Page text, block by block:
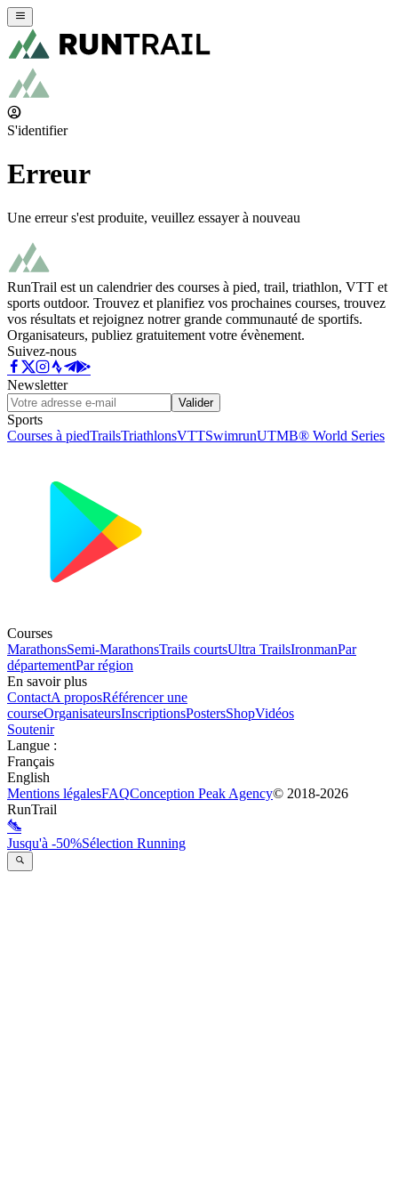
S'identifier
Erreur
Une erreur s'est produite, veuillez essayer à nouveau
RunTrail est un calendrier des courses à pied, trail, triathlon, VTT et
sports outdoor. Trouvez et planifiez vos prochaines courses, trouvez
vos résultats et rejoignez notrer grande communauté de sportifs.
Organisateurs, publiez gratuitement votre évènement.
Suivez-nous
Newsletter
Valider
Sports
Courses à piedTrailsTriathlonsVTTSwimrunUTMB® World Series
Courses
MarathonsSemi-MarathonsTrails courtsUltra TrailsIronmanPar
départementPar région
En savoir plus
ContactA proposRéférencer une
courseOrganisateursInscriptionsPostersShopVidéos
Soutenir
Langue :
Français
English
Mentions légalesFAQConception Peak Agency© 2018-2026
RunTrail
Jusqu'à -50%Sélection Running